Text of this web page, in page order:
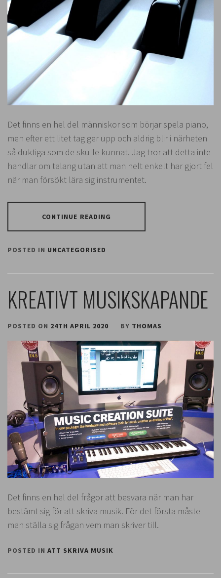
Det finns en hel del människor som börjar spela piano,
men efter ett litet tag ger upp och aldrig blir i närheten
så duktiga som de skulle kunnat. Jag tror att detta inte
handlar om talang utan att man helt enkelt har gjort fel
när man försökt lära sig instrumentet.
CONTINUE READING
POSTED IN UNCATEGORISED
KREATIVT MUSIKSKAPANDE
POSTED ON 24TH APRIL 2020 BY THOMAS
Det finns en hel del frågor att besvara när man har
bestämt sig för att skriva musik. För det första måste
man ställa sig frågan vem man skriver till.
POSTED IN ATT SKRIVA MUSIK